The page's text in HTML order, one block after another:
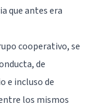
que antes era
cooperativo, se
de
e incluso de
los mismos